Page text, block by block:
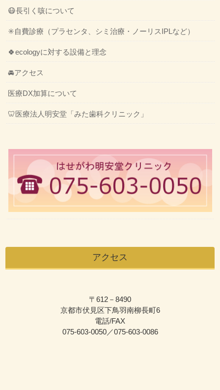
😷長引く咳について
✳️自費診療（プラセンタ、シミ治療・ノーリスIPLなど）
🍀ecologyに対する設備と理念
🚘アクセス
医療DX加算について
🦷医療法人明安堂「みた歯科クリニック」
アクセス
〒612－8490
京都市伏見区下鳥羽南柳長町6
電話/FAX
075-603-0050／075-603-0086